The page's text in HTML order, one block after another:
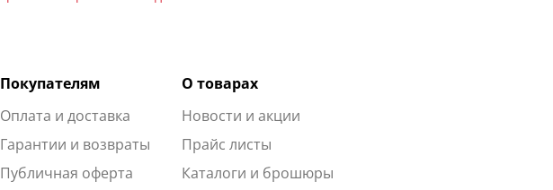
Покупателям
Оплата и доставка
Гарантии и возвраты
Публичная оферта
О товарах
Новости и акции
Прайс листы
Каталоги и брошюры